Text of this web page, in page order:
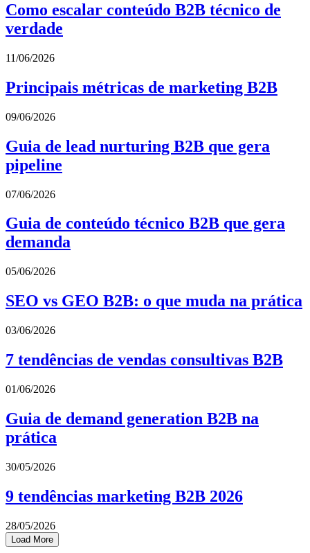
Como escalar conteúdo B2B técnico de
verdade
11/06/2026
Principais métricas de marketing B2B
09/06/2026
Guia de lead nurturing B2B que gera
pipeline
07/06/2026
Guia de conteúdo técnico B2B que gera
demanda
05/06/2026
SEO vs GEO B2B: o que muda na prática
03/06/2026
7 tendências de vendas consultivas B2B
01/06/2026
Guia de demand generation B2B na
prática
30/05/2026
9 tendências marketing B2B 2026
28/05/2026
Load More